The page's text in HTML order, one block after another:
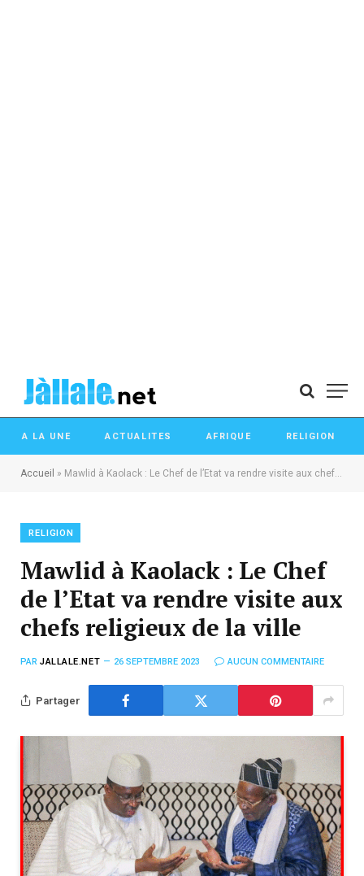
A LA UNE ACTUALITES AFRIQUE RELIGION
Accueil » Mawlid à Kaolack : Le Chef de l’Etat va rendre visite aux chefs religieux de la ville
RELIGION
Mawlid à Kaolack : Le Chef
de l’Etat va rendre visite aux
chefs religieux de la ville
PAR JALLALE.NET 26 SEPTEMBRE 2023 AUCUN COMMENTAIRE
Partager